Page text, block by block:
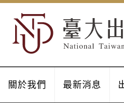
關於我們 最新消息